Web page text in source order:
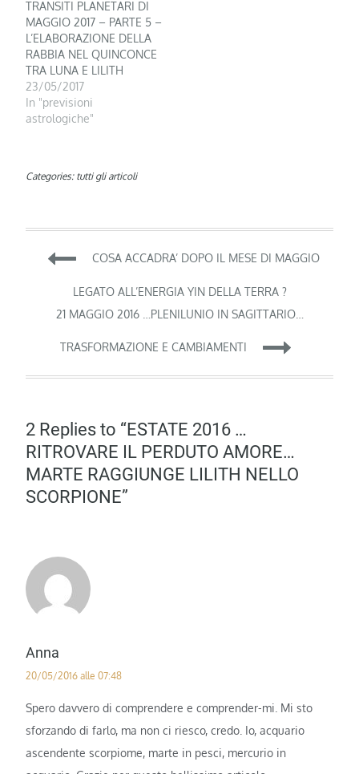
TRANSITI PLANETARI DI
MAGGIO 2017 – PARTE 5 –
L’ELABORAZIONE DELLA
RABBIA NEL QUINCONCE
TRA LUNA E LILITH
23/05/2017
In "previsioni
astrologiche"
Categories: tutti gli articoli
Navigazione
articoli
COSA ACCADRA’ DOPO IL MESE DI MAGGIO
LEGATO ALL’ENERGIA YIN DELLA TERRA ?
21 MAGGIO 2016 …PLENILUNIO IN SAGITTARIO…
TRASFORMAZIONE E CAMBIAMENTI
2 Replies to “ESTATE 2016 …
RITROVARE IL PERDUTO AMORE…
MARTE RAGGIUNGE LILITH NELLO
SCORPIONE”
Anna
20/05/2016 alle 07:48
Spero davvero di comprendere e comprender-mi. Mi sto
sforzando di farlo, ma non ci riesco, credo. Io, acquario
ascendente scorpiome, marte in pesci, mercurio in